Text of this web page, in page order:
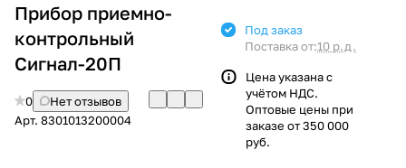
Прибор приемно-
контрольный
Сигнал-20П
0
Нет отзывов
Арт. 8301013200004
Под заказ
Поставка от:10 р.д.
Цена указана с
учётом НДС.
Оптовые цены при
заказе от 350 000
руб.